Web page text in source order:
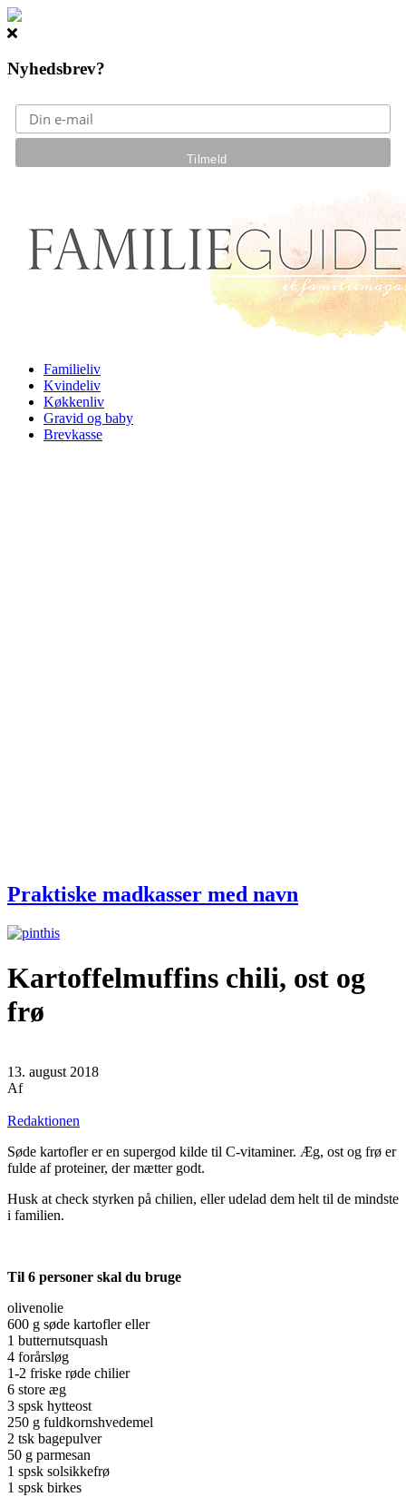
Nyhedsbrev?
Familieliv
Kvindeliv
Køkkenliv
Gravid og baby
Brevkasse
Praktiske madkasser med navn
Kartoffelmuffins chili, ost og
frø
13. august 2018
Af
Redaktionen
Søde kartofler er en supergod kilde til C-vitaminer. Æg, ost og frø er
fulde af proteiner, der mætter godt.
Husk at check styrken på chilien, eller udelad dem helt til de mindste
i familien.
Til 6 personer skal du bruge
olivenolie
600 g søde kartofler eller
1 butternutsquash
4 forårsløg
1-2 friske røde chilier
6 store æg
3 spsk hytteost
250 g fuldkornshvedemel
2 tsk bagepulver
50 g parmesan
1 spsk solsikkefrø
1 spsk birkes